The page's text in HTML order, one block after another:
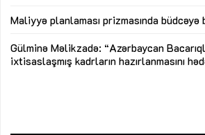
Maliyyə planlaması prizmasında büdcəyə
Gülminə Məlikzadə: “Azərbaycan
ixtisaslaşmış kadrların hazırlanmasını